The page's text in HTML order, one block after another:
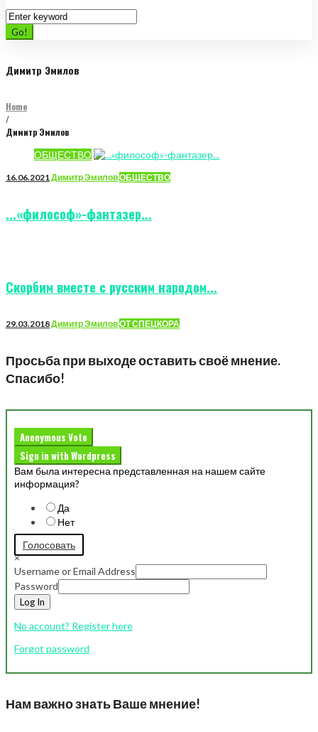
Search
for:
Go!
Димитр Эмилов
Home
/
Димитр Эмилов
Автор:
Димитр
ОБЩЕСТВО
16.06.2021Димитр ЭмиловОБЩЕСТВО
...«философ»-фантазер...
Скорбим вместе с русским народом...
29.03.2018Димитр ЭмиловОТ СПЕЦКОРА
Просьба при выходе оставить своё мнение.
Спасибо!
Anonymous Vote
Sign in with Wordpress
Вам была интересна представленная на нашем сайте
информация?
Да
Нет
Голосовать
×
Username or Email Address
Password
Log In
No account? Register here
Forgot password
Нам важно знать Ваше мнение!